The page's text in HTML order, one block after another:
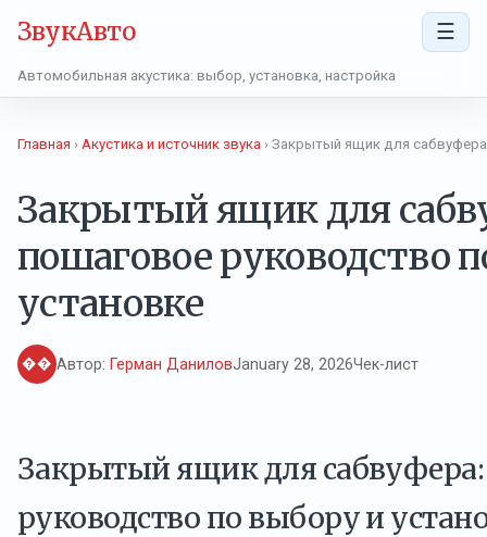
ЗвукАвто ☰
Автомобильная акустика: выбор, установка, настройка
Главная › Акустика и источник звука › Закрытый ящик для
Закрытый ящик для
пошаговое руководство
установке
�� Автор: Герман ДаниловJanuary 28, 2026Чек-лист
Закрытый ящик для
руководство по выбору и